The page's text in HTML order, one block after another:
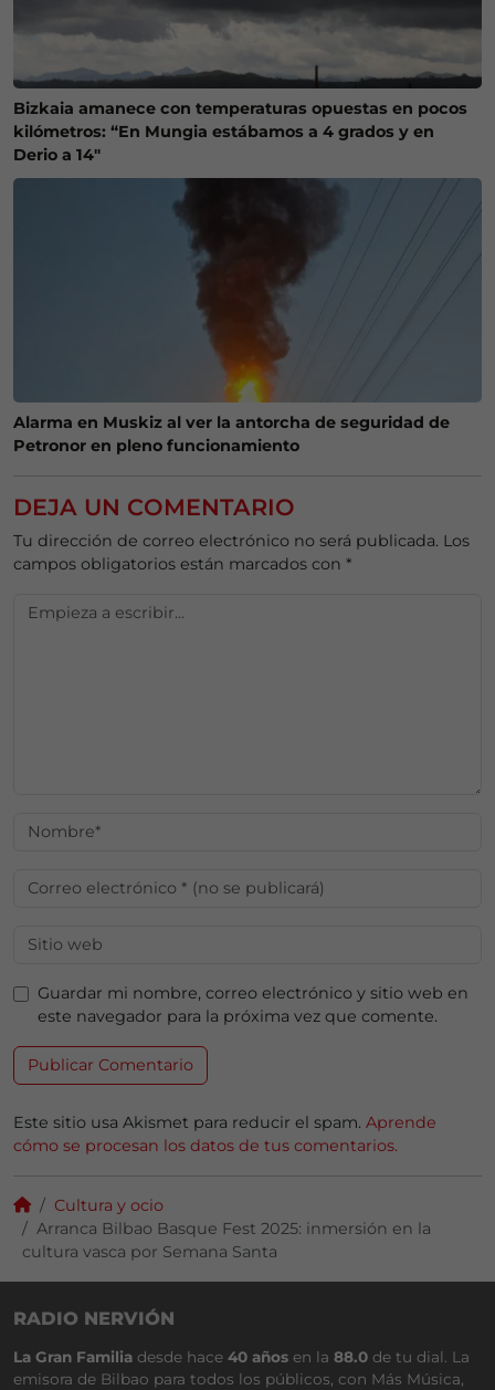
Bizkaia amanece con temperaturas opuestas en pocos
kilómetros: “En Mungia estábamos a 4 grados y en
Derio a 14″
Alarma en Muskiz al ver la antorcha de seguridad de
Petronor en pleno funcionamiento
DEJA UN COMENTARIO
Tu dirección de correo electrónico no será publicada. Los
campos obligatorios están marcados con *
Guardar mi nombre, correo electrónico y sitio web en
este navegador para la próxima vez que comente.
Este sitio usa Akismet para reducir el spam. Aprende
cómo se procesan los datos de tus comentarios.
Cultura y ocio
Arranca Bilbao Basque Fest 2025: inmersión en la
cultura vasca por Semana Santa
RADIO NERVIÓN
La Gran Familia desde hace 40 años en la 88.0 de tu dial. La
emisora de Bilbao para todos los públicos, con Más Música,